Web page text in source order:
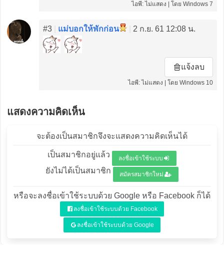
ไอพี: ไม่แสดง | โดย Windows 7
#3 แม่บอกให้พักก่อน 2 ก.ย. 61 12:08 น.
แจ้งลบ
ไอพี: ไม่แสดง | โดย Windows 10
แสดงความคิดเห็น
จะต้องเป็นสมาชิกจึงจะแสดงความคิดเห็นได้
เป็นสมาชิกอยู่แล้ว ลงชื่อเข้าใช้ระบบ
ยังไม่ได้เป็นสมาชิก สมัครสมาชิกใหม่
หรือจะลงชื่อเข้าใช้ระบบด้วย Google หรือ Facebook ก็ได้
ลงชื่อเข้าใช้ระบบด้วย Facebook
ลงชื่อเข้าใช้ระบบด้วย Google